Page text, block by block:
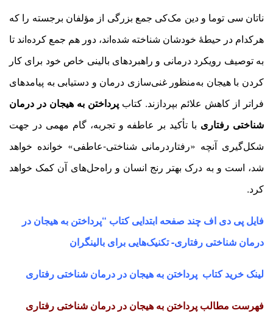
ناتان سی توما و دین مک‌کی جمع بزرگی از مؤلفان برجسته را که
هرکدام در حیطۀ خودشان شناخته ‌شده‌اند، دور هم جمع کرده‌اند تا
به توصیف رویکرد درمانی و راهبردهای بالینی خاص خود برای کار
کردن با هیجان به‌منظور غنی‌سازی درمان و دستیابی به پیامدهای
فراتر از کاهش علائم بپردازند. کتاب پرداختن به هیجان در درمان
شناختی رفتاری با تأکید بر عاطفه و تجربه، گام مهمی در جهت
شکل‌گیری آنچه «رفتاردرمانی شناختی-عاطفی» خوانده خواهد
شد، است و به درک بهتر رنج انسان و راه‌حل‌های آن کمک خواهد
کرد.
فایل پی دی اف چند صفحه ابتدایی کتاب “پرداختن به هیجان در
درمان شناختی رفتاری- تکنیک‌هایی برای بالینگران
لینک خرید کتاب پرداختن به هیجان در درمان شناختی رفتاری
فهرست مطالب پرداختن به هیجان در درمان شناختی رفتاری